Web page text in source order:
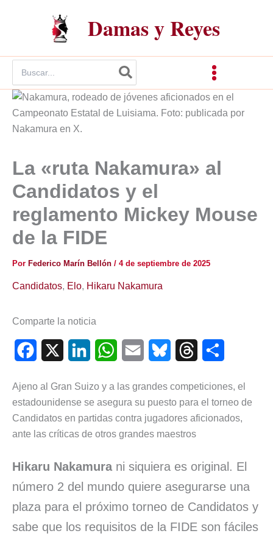
Damas y Reyes
por:
La «ruta Nakamura» al
Candidatos y el
reglamento Mickey Mouse
de la FIDE
Por Federico Marín Bellón / 4 de septiembre de 2025
Candidatos, Elo, Hikaru Nakamura
Comparte la noticia
e
b
k
k
e
n
W
t
s
A
p
i
l
e
s
e
d
p
i
r
Ajeno al Gran Suizo y a las grandes competiciones, el
estadounidense se asegura su puesto para el torneo de
Candidatos en partidas contra jugadores aficionados,
ante las críticas de otros grandes maestros
Hikaru Nakamurani siquiera es original. El
número 2 del mundo quiere asegurarse una
plaza para el próximo torneo de Candidatos y
sabe que los requisitos de la FIDE son fáciles